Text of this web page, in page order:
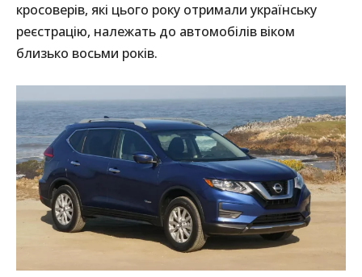
кросоверів, які цього року отримали українську
реєстрацію, належать до автомобілів віком
близько восьми років.